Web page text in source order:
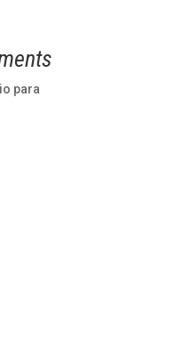
para